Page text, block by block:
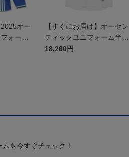
オー
ォーム
【すぐにお届け】オーセン
ティックユニフォーム半袖
（2026百年構想リーグ）F
18,260円
を今すぐチェック！